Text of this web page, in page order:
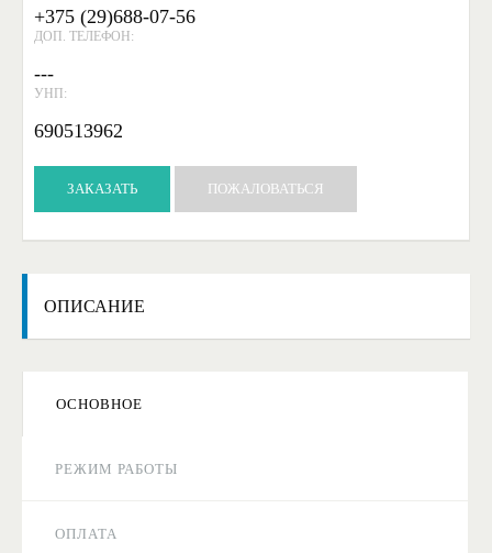
+375 (29)688-07-56
ДОП. ТЕЛЕФОН:
---
УНП:
690513962
ЗАКАЗАТЬ ПОЖАЛОВАТЬСЯ
ОПИСАНИЕ
ОСНОВНОЕ
РЕЖИМ РАБОТЫ
ОПЛАТА